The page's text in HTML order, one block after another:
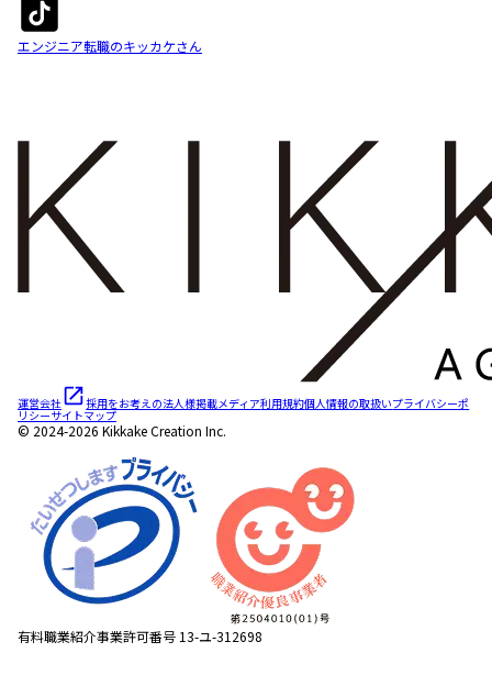
エンジニア転職のキッカケさん
運営会社 採用をお考えの法人様掲載メディア利用規約個人情報の取扱いプライバシーポ
リシーサイトマップ
© 2024-2026 Kikkake Creation Inc.
有料職業紹介事業許可番号 13-ユ-312698